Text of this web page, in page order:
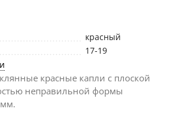
красный
17-19
красные капли с плоской
неправильной формы